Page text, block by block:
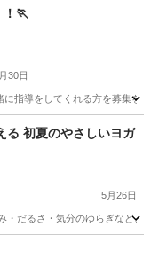
🏃
30日
指導をしてくれる方を募集
る 初夏のやさしいヨガ
5月26日
だるさ・気分のゆらぎなど